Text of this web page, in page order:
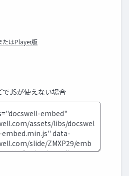
たはPlayer版
でJSが使えない場合